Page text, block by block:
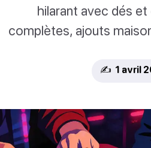
hilarant avec dés
complètes, ajouts
✍️ 1 avril